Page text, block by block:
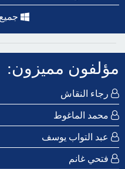
مؤلفون مميزون:
رجاء النقاش
محمد الماغوط
عبد التواب يوسف
فتحي غانم